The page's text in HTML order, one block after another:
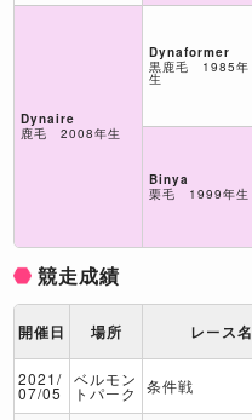
Dynaire
鹿毛 2008年生
Dynaformer
黒鹿毛 1985年
生
Binya
栗毛 1999年生
競走成績
開催日 場所 レース名
2021/
07/05
ベルモン
トパーク 条件戦